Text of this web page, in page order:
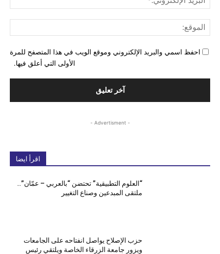
احفظ اسمي والبريد الإلكتروني وموقع الويب في هذا المتصفح للمرة
الأولى التي أعلق فيها.
- Advertisment -
اقرأ ايضا
“العلوم التطبيقية” تحتضن “بالعربي – عمّان”..
ملتقى المبدعين وصناع التغيير
حزب الإصلاح يواصل انفتاحه على الجامعات
ويزور جامعة الزرقاء الخاصة ويلتقي رئيس